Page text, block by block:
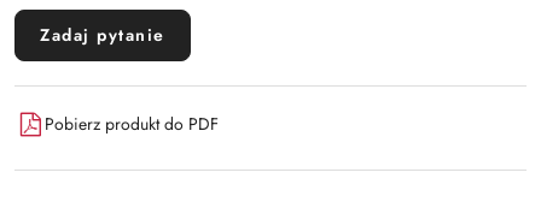
Zadaj pytanie
Pobierz produkt do PDF